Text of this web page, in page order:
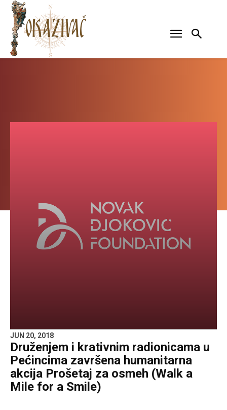
JUN 20, 2018
Druženjem i krativnim radionicama u
Pećincima završena humanitarna
akcija Prošetaj za osmeh (Walk a
Mile for a Smile)